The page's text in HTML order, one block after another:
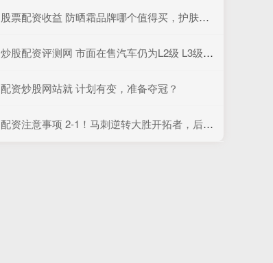
​股票配资收益 防晒霜品牌哪个值得买，护肤与美白完美兼顾
​炒股配资评测网 市面在售汽车仍为L2级 L3级自动驾驶有何“升级”
​配资炒股网站就 计划有变，准备夺冠？
​配资注意事项 2-1！马刺逆转大胜开拓者，后场双枪合砍60分，文班亚马缺阵